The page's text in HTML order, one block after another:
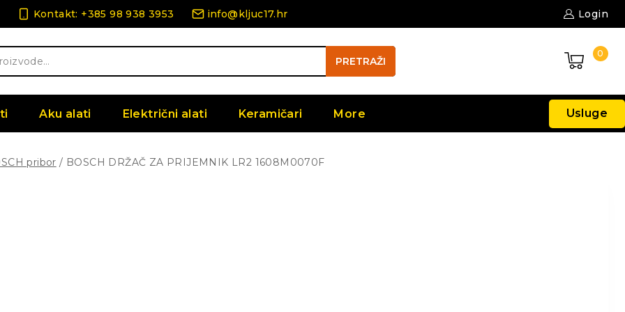
Kontakt: +385 98 938 3953 info@kljuc17.hr Login
PRETRAŽI
0
Aku alati Električni alati Keramičari More Usluge
pribor / BOSCH DRŽAČ ZA PRIJEMNIK LR2 1608M0070F